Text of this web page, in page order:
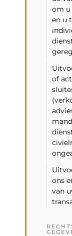
om u
en u
of
ons
van